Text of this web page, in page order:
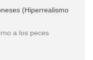
(Hiperrealismo
a los peces